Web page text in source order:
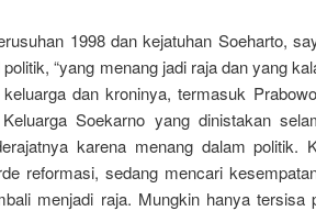
1998 dan kejatuhan Soeharto,
“yang menang jadi raja dan yang
keluarga dan kroninya, termasuk
Soekarno yang dinistakan
karena menang dalam politik.
reformasi, sedang mencari
menjadi raja. Mungkin hanya